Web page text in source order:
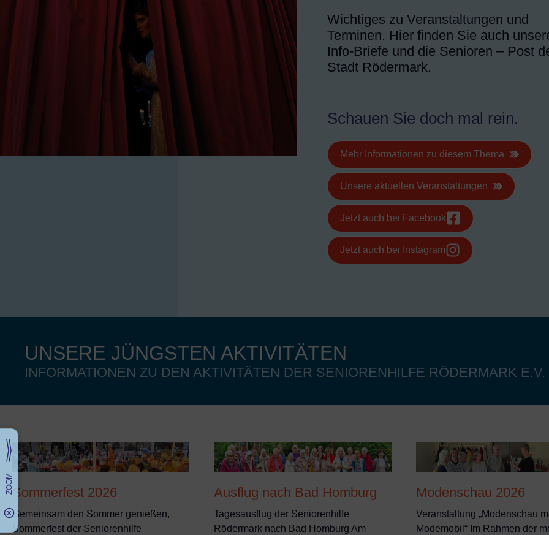
Wichtiges zu Veranstaltungen und
Terminen. Hier finden Sie auch
Info-Briefe und die Senioren – Post
Stadt Rödermark.
Schauen Sie doch mal rein.
Mehr Informationen zu diesem Thema
Unsere aktuellen Veranstaltungen
Jetzt auch bei Facebook
Jetzt auch bei Instagram
UNSERE JÜNGSTEN AKTIVITÄTEN
INFORMATIONEN ZU DEN AKTIVITÄTEN DER SENIORENHILFE RÖDERMARK E.V.
Sommerfest 2026
Gemeinsam den Sommer genießen,
Sommerfest der Seniorenhilfe
Ausflug nach Bad Homburg
Tagesausflug der Seniorenhilfe
Rödermark nach Bad Homburg Am
Modenschau 2026
Veranstaltung „Modenschau
Modemobil“ Im Rahmen der